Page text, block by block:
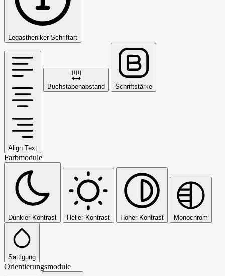
Legastheniker-Schriftart
Align Text
Buchstabenabstand Schriftstärke
Farbmodule
Dunkler Kontrast Heller Kontrast Hoher Kontrast Monochrom
Sättigung
Orientierungsmodule